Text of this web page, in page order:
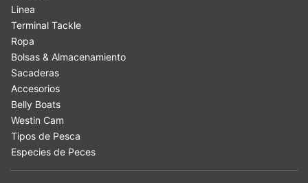
Linea
Terminal Tackle
Ropa
Bolsas & Almacenamiento
Sacaderas
Accesorios
Belly Boats
Westin Cam
Tipos de Pesca
Especies de Peces